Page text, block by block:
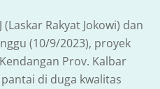
Rakyat Jokowi) dan
(10/9/2023), proyek
Prov. Kalbar
di duga kwalitas